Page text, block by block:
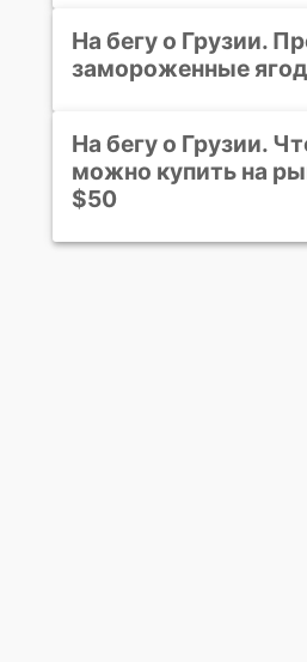
На бегу о Грузии.
замороженные
На бегу о Грузии.
можно купить на
$50